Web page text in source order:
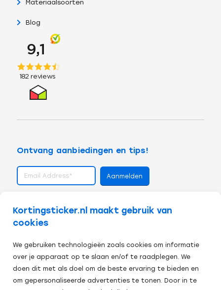
Kortingsticker.nl maakt gebruik van
cookies
We gebruiken technologieën zoals cookies om informatie
over je apparaat op te slaan en/of te raadplegen. We
doen dit met als doel om de beste ervaring te bieden en
om gepersonaliseerde advertenties te tonen. Door in te
Materiaalsoorten
Blog
Ontvang aanbiedingen en tips!